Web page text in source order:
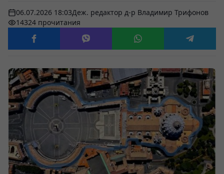
06.07.2026 18:03Деж. редактор д-р Владимир Трифонов
14324 прочитания